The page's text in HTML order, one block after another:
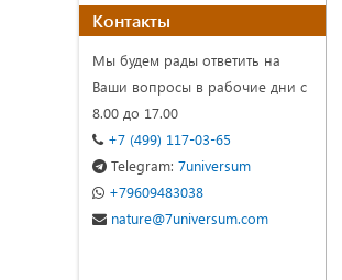
Контакты
Мы будем рады ответить на
Ваши вопросы в рабочие дни с
8.00 до 17.00
+7 (499) 117-03-65
Telegram: 7universum
+79609483038
nature@7universum.com